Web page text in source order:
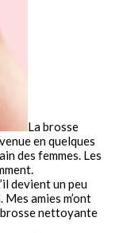
La brosse
en quelques
des femmes. Les
devient un peu
amies m’ont
nettoyante